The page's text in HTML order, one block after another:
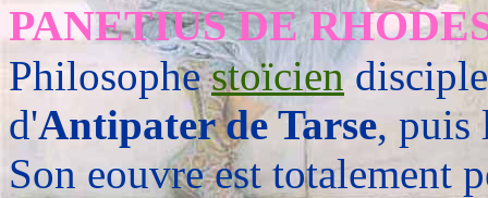
PANETIUS DE
Philosophestoïcien
d'Antipater de Tarse, puis
Son eouvre est totalement